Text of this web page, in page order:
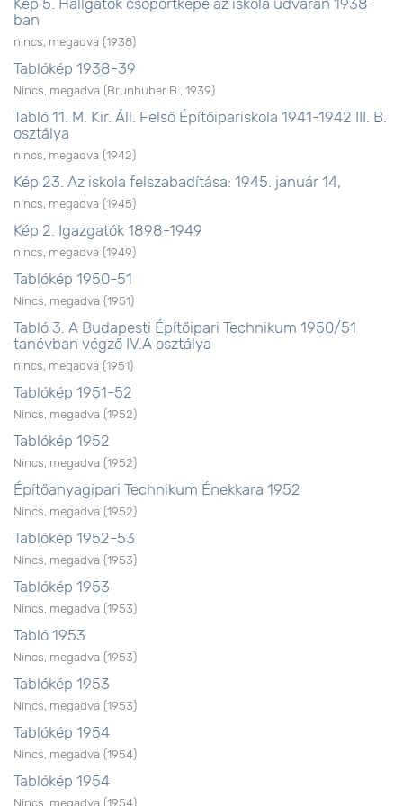
Kép 5. Hallgatók csoportképe az iskola udvarán 1938-
ban
nincs, megadva (1938)
Tablókép 1938-39
Nincs, megadva (Brunhuber B. 1939)
Tabló 11. M. Kir. Áll. Felső Építőipariskola 1941-1942 III. B.
osztálya
nincs, megadva (1942)
Kép 23. Az iskola felszabadítása: 1945. január 14,
nincs, megadva (1945)
Kép 2. Igazgatók 1898-1949
nincs, megadva (1949)
Tablókép 1950-51
Nincs, megadva (1951)
Tabló 3. A Budapesti Építőipari Technikum 1950/51
tanévban végző IV.A osztálya
nincs, megadva (1951)
Tablókép 1951-52
Nincs, megadva (1952)
Tablókép 1952
Nincs, megadva (1952)
Építőanyagipari Technikum Énekkara 1952
Nincs, megadva (1952)
Tablókép 1952-53
Nincs, megadva (1953)
Tablókép 1953
Nincs, megadva (1953)
Tabló 1953
Nincs, megadva (1953)
Tablókép 1953
Nincs, megadva (1953)
Tablókép 1954
Nincs, megadva (1954)
Tablókép 1954
Nincs, megadva (1954)